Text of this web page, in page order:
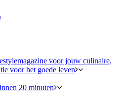
voor jouw culinaire,
voor het goede leven
20 minuten